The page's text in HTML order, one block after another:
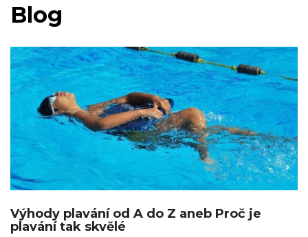
Blog
Výhody plavání od A do Z aneb Proč je
plavání tak skvělé